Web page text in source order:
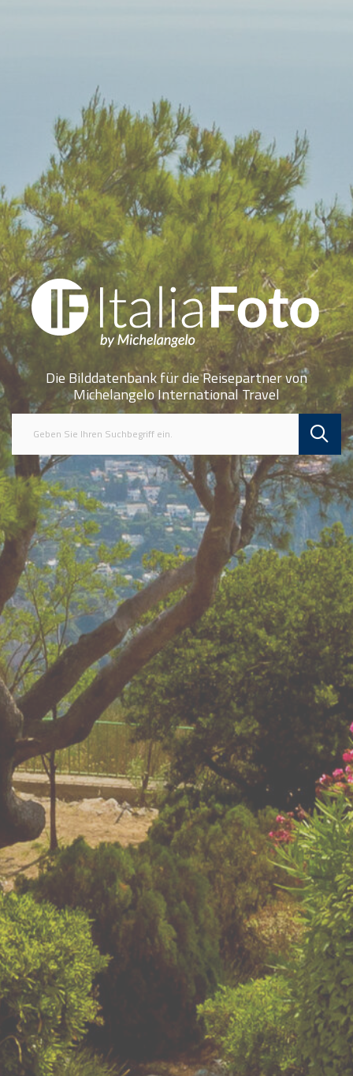
Die Bilddatenbank für die Reisepartner von
Michelangelo International Travel